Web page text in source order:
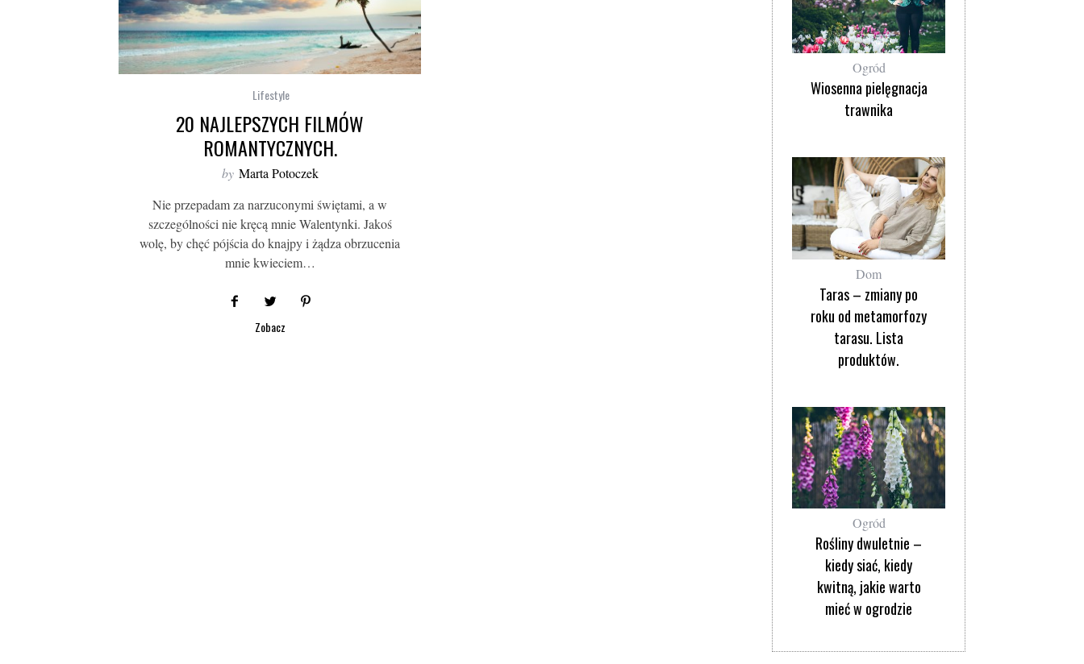
Lifestyle
20 NAJLEPSZYCH FILMÓW
ROMANTYCZNYCH.
by Marta Potoczek
Nie przepadam za narzuconymi świętami, a w
szczególności nie kręcą mnie Walentynki. Jakoś
wolę, by chęć pójścia do knajpy i żądza obrzucenia
mnie kwieciem…
Zobacz
Ogród
Wiosenna pielęgnacja
trawnika
Dom
Taras – zmiany po
roku od metamorfozy
tarasu. Lista
produktów.
Ogród
Rośliny dwuletnie –
kiedy siać, kiedy
kwitną, jakie warto
mieć w ogrodzie